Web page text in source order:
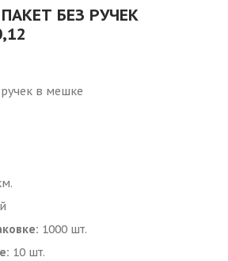
БЕЗ РУЧЕК
в мешке
1000 шт.
10 шт.